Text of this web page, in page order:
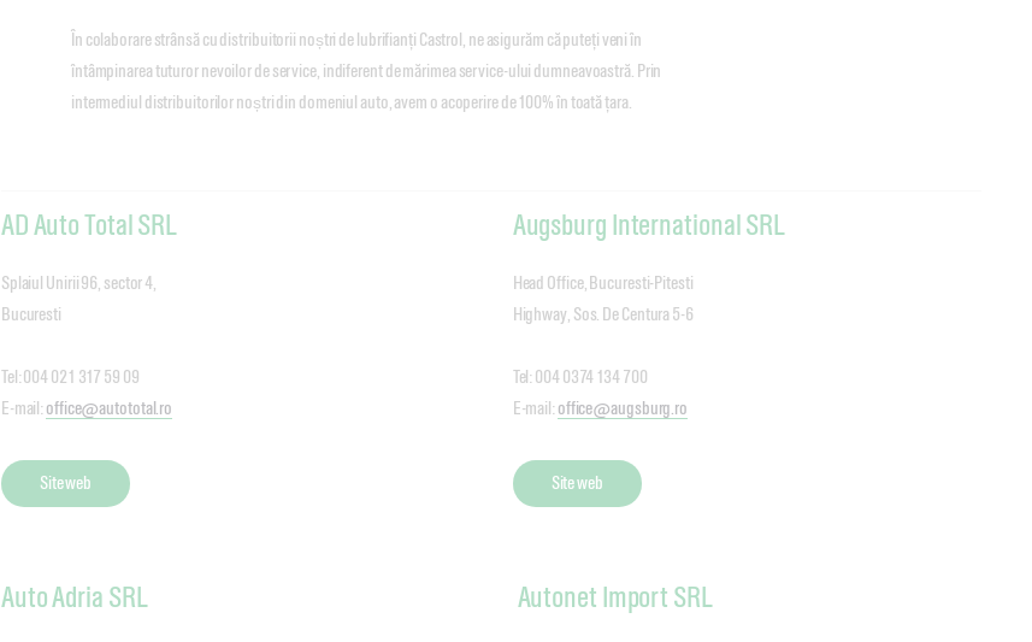
În colaborare strânsă cu distribuitorii noștri de lubrifianți Castrol, ne asigurăm că puteți veni în
întâmpinarea tuturor nevoilor de service, indiferent de mărimea service-ului dumneavoastră. Prin
intermediul distribuitorilor noștri din domeniul auto, avem o acoperire de 100% în toată țara.
AD Auto Total SRL
Splaiul Unirii 96, sector 4,
Bucuresti
Tel: 004 021 317 59 09
E-mail: office@autototal.ro
Augsburg International SRL
Head Office, Bucuresti-Pitesti
Highway, Sos. De Centura 5-6
Tel: 004 0374 134 700
E-mail: office@augsburg.ro
Site web Site web
Auto Adria SRL Autonet Import SRL